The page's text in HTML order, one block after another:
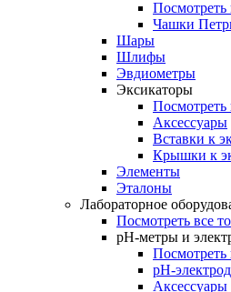
Посмотреть
Чашки
Шары
Шлифы
Эвдиометры
Эксикаторы
Посмотреть
Аксессуары
Вставки к
Крышки к
Элементы
Эталоны
Лабораторное
Посмотреть все
pH-метры и
Посмотреть
pH-
Аксессуары